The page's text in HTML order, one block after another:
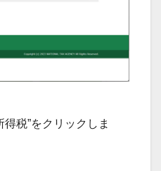
税”をクリックしま